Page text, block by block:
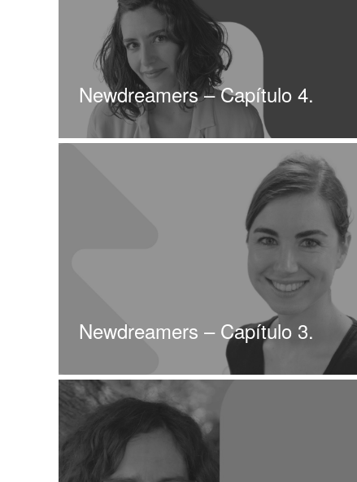
Newdreamers – Capítulo 4.
Newdreamers – Capítulo 3.